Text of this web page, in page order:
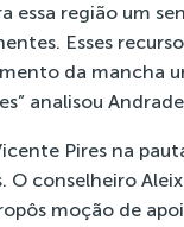
essa região um
Esses
da mancha
analisou
Pires na
O conselheiro
moção de